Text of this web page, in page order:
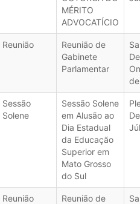
MÉRITO
ADVOCATÍCIO
Reunião
Reunião de
Gabinete
Parlamentar
Sessão
Solene
Sessão Solene
em Alusão ao
Dia Estadual
da Educação
Superior em
Mato Grosso
do Sul
Reunião
Reunião de